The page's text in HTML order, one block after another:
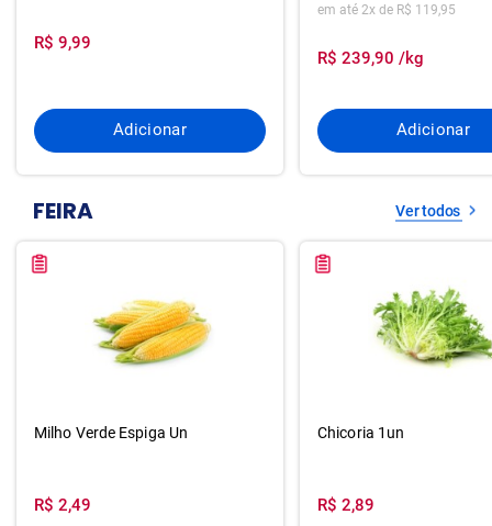
R$ 9,99
Adicionar
em até 2x de R$ 119,95
R$ 239,90 /kg
Adicionar
FEIRA Ver todos
Milho Verde Espiga Un
R$ 2,49
Chicoria 1un
R$ 2,89